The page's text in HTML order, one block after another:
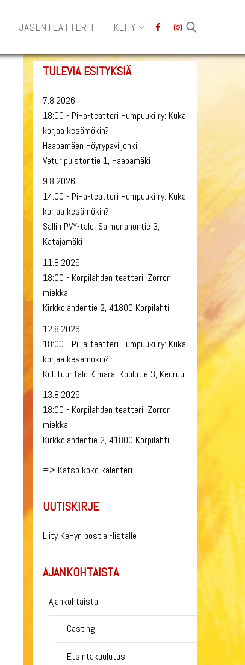
JÄSENTEATTERIT KEHY
Hae:
TULEVIA ESITYKSIÄ
7.8.2026
18:00 - PiHa-teatteri Humpuuki ry: Kuka
korjaa kesämökin?
Haapamäen Höyrypaviljonki,
Veturipuistontie 1, Haapamäki
9.8.2026
14:00 - PiHa-teatteri Humpuuki ry: Kuka
korjaa kesämökin?
Sällin PVY-talo, Salmenahontie 3,
Katajamäki
11.8.2026
18:00 - Korpilahden teatteri: Zorron
miekka
Kirkkolahdentie 2, 41800 Korpilahti
12.8.2026
18:00 - PiHa-teatteri Humpuuki ry: Kuka
korjaa kesämökin?
Kulttuuritalo Kimara, Koulutie 3, Keuruu
13.8.2026
18:00 - Korpilahden teatteri: Zorron
miekka
Kirkkolahdentie 2, 41800 Korpilahti
=> Katso koko kalenteri
UUTISKIRJE
Liity KeHyn postia -listalle
AJANKOHTAISTA
Ajankohtaista
Casting
Etsintäkuulutus